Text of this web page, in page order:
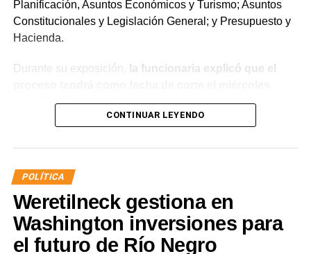
Planificación, Asuntos Económicos y Turismo; Asuntos
Constitucionales y Legislación General; y Presupuesto y
Hacienda.
Durante su exposición,
la funcionaria explicó que el
(31/12/2025) y detalló que, para acceder a la
estabilidad, los agentes deberán aprobar el examen
Administración Pública (IPAP), no registrar sanciones
superiores a 10 días de suspensión ante la Junta de
Disciplina, contar con un informe favorable y acreditar
aptitud psicofísica mediante la Junta Médica
Provincial.
Además, Lastra aseguró que el salario neto de los
CONTINUAR LEYENDO
POLÍTICA
Weretilneck gestiona en
Washington inversiones para
el futuro de Río Negro